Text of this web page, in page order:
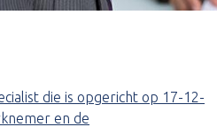
die is opgericht op 17-12-
en de